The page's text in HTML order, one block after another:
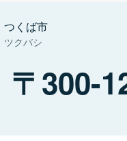
つくば市
ツクバシ
300-